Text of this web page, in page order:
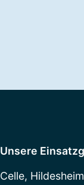
Unsere
Celle,